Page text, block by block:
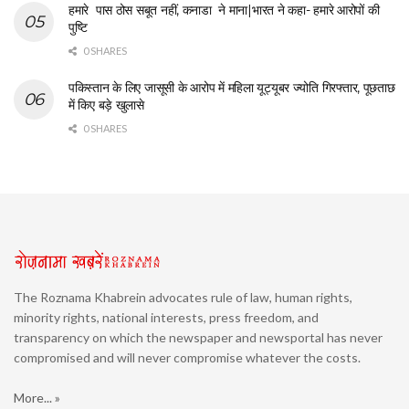
हमारे पास ठोस सबूत नहीं, कनाडा ने माना|भारत ने कहा- हमारे आरोपों की
पुष्टि
0 SHARES
पकिस्तान के लिए जासूसी के आरोप में महिला यूट्यूबर ज्योति गिरफ्तार, पूछताछ
में किए बड़े खुलासे
0 SHARES
The Roznama Khabrein advocates rule of law, human rights,
minority rights, national interests, press freedom, and
transparency on which the newspaper and newsportal has never
compromised and will never compromise whatever the costs.
More... »